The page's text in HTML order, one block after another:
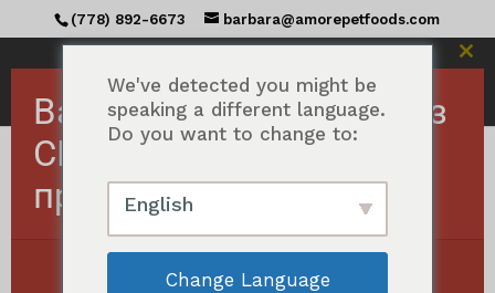
(778) 892-6673 barbara@amorepetfoods.com
Головна сторінка/ Товари з тегом "real meat"
справжнє м'ясо
Показати всі результати 26Відсортовано
We've detected you might be
speaking a different language.
Do you want to change to:
English
Change Language
Важливо! Замовлення з
США тимчасово
призупинено.